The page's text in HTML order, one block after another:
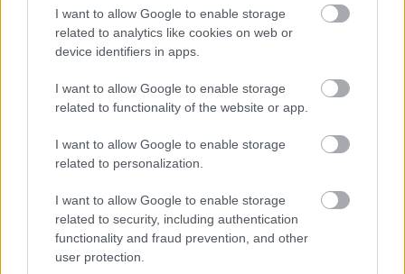
I want to allow Google to enable storage
related to analytics like cookies on web or
device identifiers in apps.
I want to allow Google to enable storage
related to functionality of the website or app.
I want to allow Google to enable storage
related to personalization.
I want to allow Google to enable storage
related to security, including authentication
functionality and fraud prevention, and other
user protection.
nem törekedett) és jobban megismertem
Fekete Ernőt is, például abból, hogy mit
választott Weöres Sándorból.
Néha, bevezetésként, lezárásul, vagy csak
egy jól előkészített vicc kedvéért Weöres
Sándor hangja szólal meg a magnószalagról,
verset mond, a hang különös, öregember és
kisgyerek egyszerre… csak egy pillanat’, és a
bölcs dilinkós kis falován a Napba vágtat.
Mennyekbe vágtató prolibusz